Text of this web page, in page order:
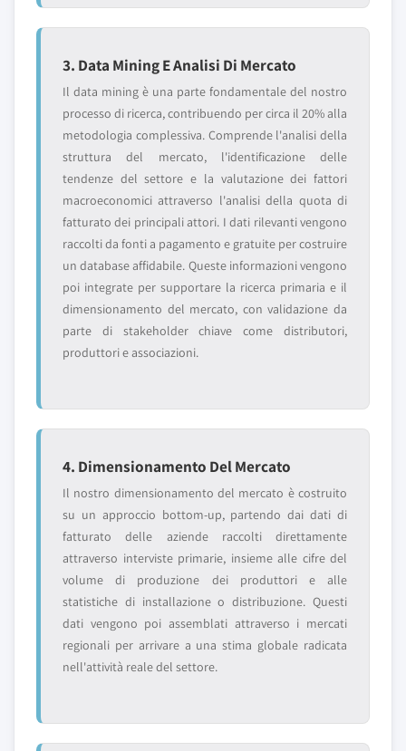
3. Data Mining E Analisi Di Mercato
Il data mining è una parte fondamentale del nostro
processo di ricerca, contribuendo per circa il 20% alla
metodologia complessiva. Comprende l'analisi della
struttura del mercato, l'identificazione delle
tendenze del settore e la valutazione dei fattori
macroeconomici attraverso l'analisi della quota di
fatturato dei principali attori. I dati rilevanti vengono
raccolti da fonti a pagamento e gratuite per costruire
un database affidabile. Queste informazioni vengono
poi integrate per supportare la ricerca primaria e il
dimensionamento del mercato, con validazione da
parte di stakeholder chiave come distributori,
produttori e associazioni.
4. Dimensionamento Del Mercato
Il nostro dimensionamento del mercato è costruito
su un approccio bottom-up, partendo dai dati di
fatturato delle aziende raccolti direttamente
attraverso interviste primarie, insieme alle cifre del
volume di produzione dei produttori e alle
statistiche di installazione o distribuzione. Questi
dati vengono poi assemblati attraverso i mercati
regionali per arrivare a una stima globale radicata
nell'attività reale del settore.